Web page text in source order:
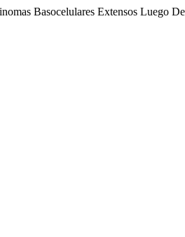
Basocelulares Extensos Luego